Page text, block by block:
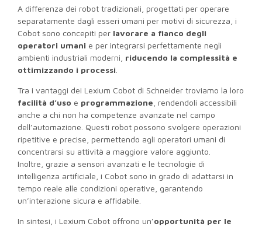
A differenza dei robot tradizionali, progettati per operare
separatamente dagli esseri umani per motivi di sicurezza, i
Cobot sono concepiti per lavorare a fianco degli
operatori umani e per integrarsi perfettamente negli
ambienti industriali moderni, riducendo la complessità e
ottimizzando i processi.
Tra i vantaggi dei Lexium Cobot di Schneider troviamo la loro
facilità d’uso e programmazione, rendendoli accessibili
anche a chi non ha competenze avanzate nel campo
dell’automazione. Questi robot possono svolgere operazioni
ripetitive e precise, permettendo agli operatori umani di
concentrarsi su attività a maggiore valore aggiunto.
Inoltre, grazie a sensori avanzati e le tecnologie di
intelligenza artificiale, i Cobot sono in grado di adattarsi in
tempo reale alle condizioni operative, garantendo
un’interazione sicura e affidabile.
In sintesi, i Lexium Cobot offrono un’opportunità per le